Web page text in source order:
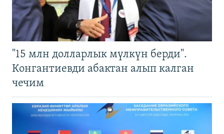
"15 млн долларлык мүлкүн берди".
Конгантиевди абактан алып калган
чечим